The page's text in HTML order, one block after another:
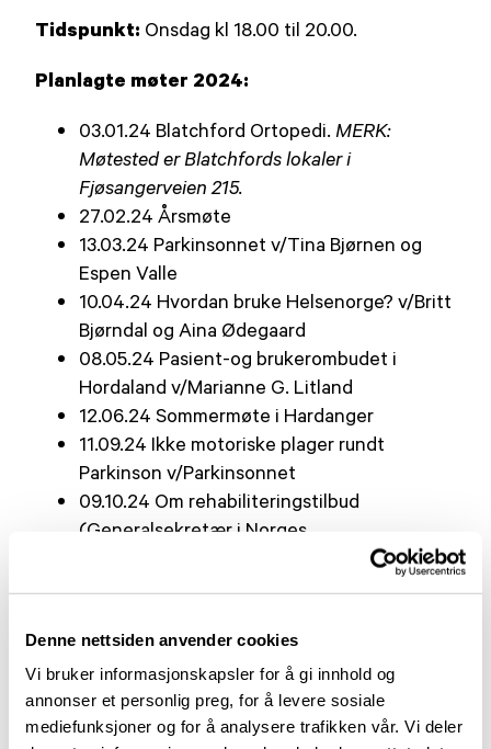
Denne nettsiden anvender cookies
Vi bruker informasjonskapsler for å gi innhold og
annonser et personlig preg, for å levere sosiale
mediefunksjoner og for å analysere trafikken vår. Vi deler
Tidspunkt: Onsdag kl 18.00 til 20.00.
Planlagte møter 2024:
03.01.24 Blatchford Ortopedi. MERK:
Møtested er Blatchfords lokaler i
Fjøsangerveien 215.
27.02.24 Årsmøte
13.03.24 Parkinsonnet v/Tina Bjørnen og
Espen Valle
10.04.24 Hvordan bruke Helsenorge? v/Britt
Bjørndal og Aina Ødegaard
08.05.24 Pasient-og brukerombudet i
Hordaland v/Marianne G. Litland
12.06.24 Sommermøte i Hardanger
11.09.24 Ikke motoriske plager rundt
Parkinson v/Parkinsonnet
09.10.24 Om rehabiliteringstilbud
(Generalsekretær i Norges
Parkinsonforbund Kristin Ruud blir med på
11.12.24 Julemøte på Hotel Terminus
FFO sitt møterom i 3. etasje i